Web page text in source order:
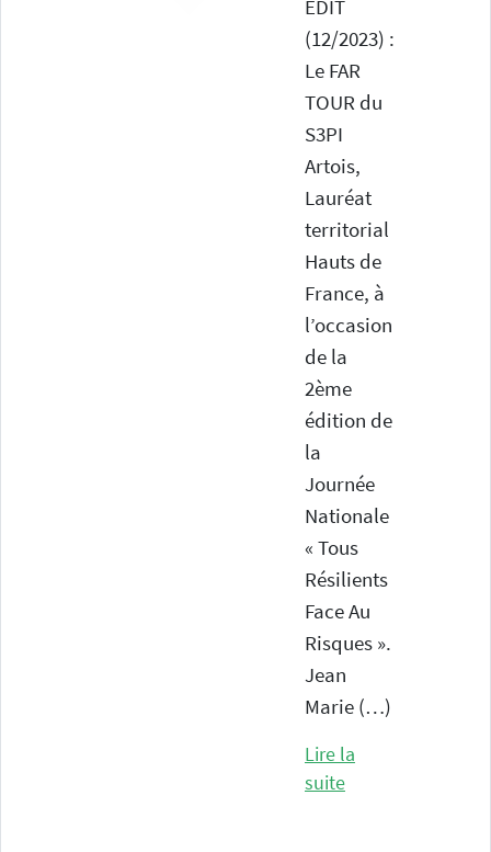
EDIT
(12/2023) :
Le FAR
TOUR du
S3PI
Artois,
Lauréat
territorial
Hauts de
France, à
l’occasion
de la
2ème
édition de
la
Journée
Nationale
« Tous
Résilients
Face Au
Risques ».
Jean
Marie (…)
Lire la
suite